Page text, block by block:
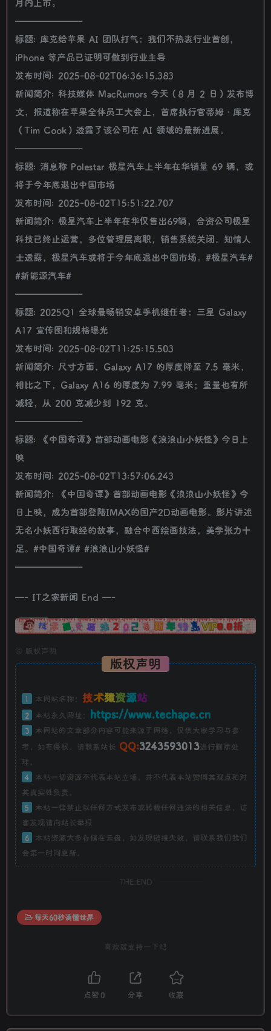
———————-
标题: 库克给苹果 AI 团队打气：我们不热衷行业首创，
iPhone 等产品已证明可做到行业主导
发布时间: 2025-08-02T06:36:15.383
新闻简介: 科技媒体 MacRumors 今天（8 月 2 日）发布博
文，报道称在苹果全体员工大会上，首席执行官蒂姆・库克
（Tim Cook）透露了该公司在 AI 领域的最新进展。
———————-
标题: 消息称 Polestar 极星汽车上半年在华销量 69 辆，或
将于今年底退出中国市场
发布时间: 2025-08-02T15:51:22.707
新闻简介: 极星汽车上半年在华仅售出69辆，合资公司极星
科技已终止运营，多位管理层离职，销售系统关闭。知情人
士透露，极星汽车或将于今年底退出中国市场。#极星汽车#
#新能源汽车#
———————-
标题: 2025Q1 全球最畅销安卓手机继任者：三星 Galaxy
A17 宣传图和规格曝光
发布时间: 2025-08-02T11:25:15.503
新闻简介: 尺寸方面，Galaxy A17 的厚度降至 7.5 毫米，
相比之下，Galaxy A16 的厚度为 7.99 毫米；重量也有所
减轻，从 200 克减少到 192 克。
———————-
标题: 《中国奇谭》首部动画电影《浪浪山小妖怪》今日上
映
发布时间: 2025-08-02T13:57:06.243
新闻简介: 《中国奇谭》首部动画电影《浪浪山小妖怪》今
日上映，成为首部登陆IMAX的国产2D动画电影。影片讲述
无名小妖西行取经的故事，融合中西绘画技法，美学张力十
足。#中国奇谭# #浪浪山小妖怪#
———————-
—- IT之家新闻 End —-
广告
© 版权声明
版权声明
1 本网站名称： 技术猿资源站
2 本站永久网址： https://www.techape.cn
3
本网站的文章部分内容可能来源于网络，仅供大家学习与参
考，如有侵权，请联系站长 QQ:3243593013进行删除处
理。
4
本站一切资源不代表本站立场，并不代表本站赞同其观点和对
其真实性负责。
5
本站一律禁止以任何方式发布或转载任何违法的相关信息，访
客发现请向站长举报
6
本站资源大多存储在云盘，如发现链接失效，请联系我们我们
会第一时间更新。
THE END
每天60秒读懂世界
喜欢就支持一下吧
点赞 0 分享 收藏